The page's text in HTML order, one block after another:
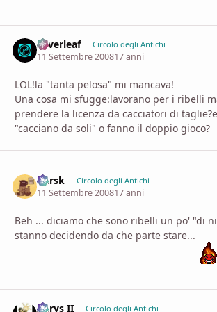
Silverleaf Circolo degli Antichi
11 Settembre 200817 anni
LOL!la "tanta pelosa" mi mancava!
Una cosa mi sfugge:lavorano per i ribelli
prendere la licenza da cacciatori di
"cacciano da soli" o fanno il doppio gioco?
Kursk Circolo degli Antichi
11 Settembre 200817 anni
Beh ... diciamo che sono ribelli un po' "di
stanno decidendo da che parte stare...
Aerys II Circolo degli Antichi